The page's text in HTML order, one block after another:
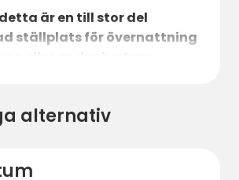
är en till stor del
ställplats för övernattning
eller andra kortare
ställplatser med el i
Ni har även tillgång till dusch,
Wi-fi på området. Tvätt och
alternativ